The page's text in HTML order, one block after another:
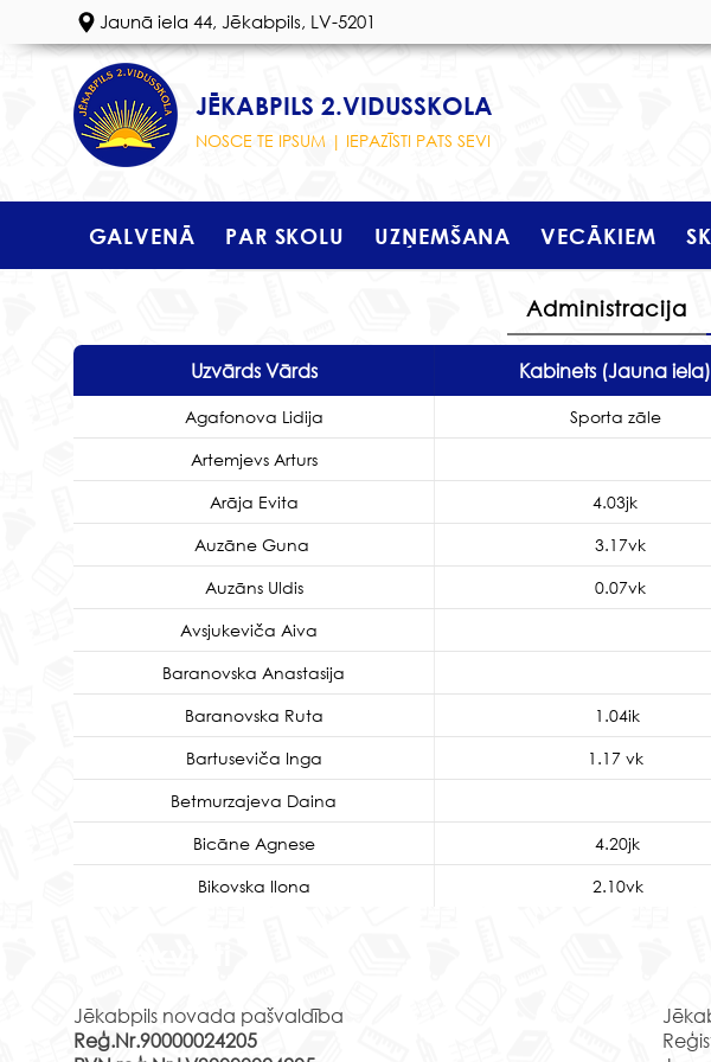
Jaunā iela 44, Jēkabpils, LV-5201
JĒKABPILS 2.VIDUSSKOLA
NOSCE TE IPSUM | IEPAZĪSTI PATS SEVI
GALVENĀ PAR SKOLU UZŅEMŠANA VECĀKIEM
Administracija
Uzvārds Vārds Kabinets (Jauna iela)
Agafonova Lidija Sporta zāle
Artemjevs Arturs
Arāja Evita 4.03jk
Auzāne Guna 3.17vk
Auzāns Uldis 0.07vk
Avsjukeviča Aiva
Baranovska Anastasija
Baranovska Ruta 1.04ik
Bartuseviča Inga 1.17 vk
Betmurzajeva Daina
Bicāne Agnese 4.20jk
Bikovska Ilona 2.10vk
Jēkabpils novada pašvaldība
Reģ.Nr.90000024205